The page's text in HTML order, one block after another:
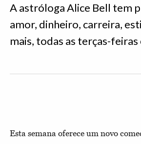
A astróloga Alice Bell tem
amor, dinheiro, carreira,
mais, todas as terças-
Esta semana oferece um novo